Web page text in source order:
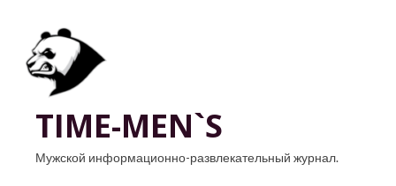
TIME-MEN`S
Мужской информационно-развлекательный журнал.